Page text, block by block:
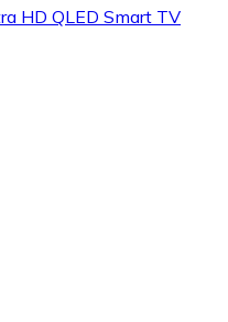
HD QLED Smart TV